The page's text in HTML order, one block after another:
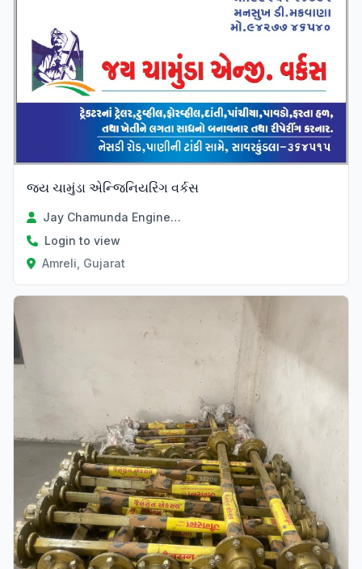
જય ચામુંડા એન્જિનિયરિંગ વર્કસ
Jay Chamunda Engineering Workers J C E W ..
Login to view
Amreli, Gujarat